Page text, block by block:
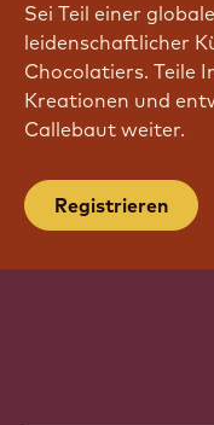
Sei Teil einer
leidenschaftlicher
Chocolatiers. Teile
Kreationen und
Callebaut weiter.
Registrieren